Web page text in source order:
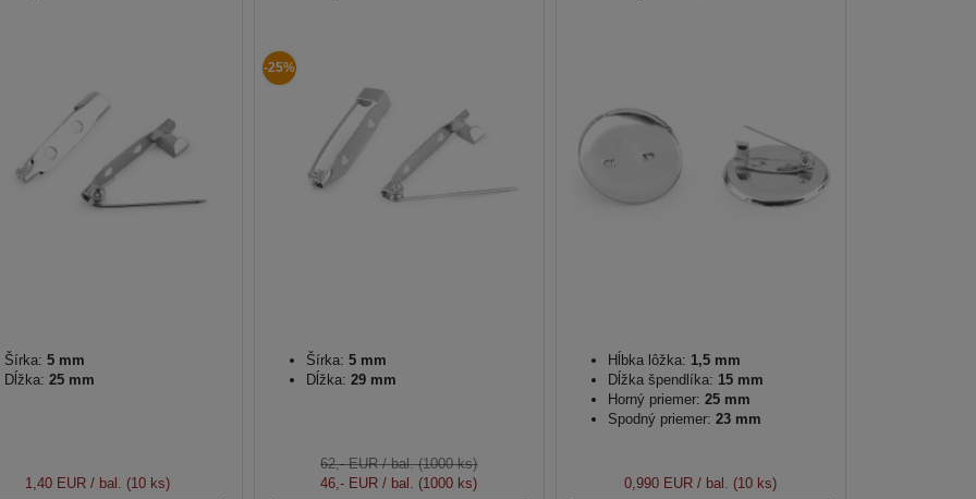
Šírka: 5 mm
Dĺžka: 25 mm
1,40 EUR/ bal. (10 ks)
-25%
Šírka: 5 mm
Dĺžka: 29 mm
62,- EUR/ bal. (1000 ks)
46,- EUR / bal. (1000 ks)
Hĺbka lôžka: 1,5 mm
Dĺžka špendlíka: 15 mm
Horný priemer: 25 mm
Spodný priemer: 23 mm
0,990 EUR / bal. (10 ks)